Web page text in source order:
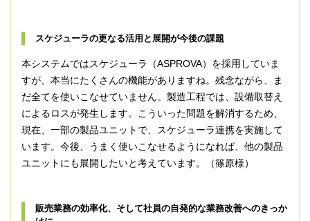
スケジューラの更なる活用と展開が今後の課題
本システムではスケジューラ（ASPROVA）を採用していま
すが、本当にたくさんの機能がありますね。残念ながら、ま
だ全てを使いこなせていません。製造工程では、設備取替え
によるロスが発生します。こういった問題を解消するため、
現在、一部の製品ユニットで、スケジューラ連携を実施して
います。今後、うまく使いこなせるようになれば、他の製品
ユニットにも展開したいと考えています。（篠原様）
販売業務の効率化、そして社員の自発的な業務改善へのきっか